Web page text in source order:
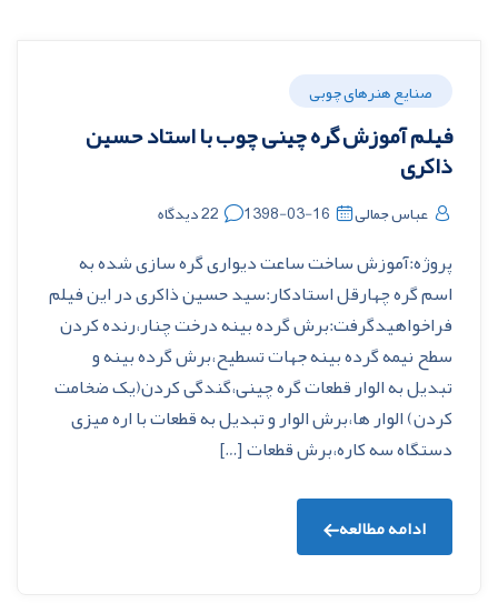
صنایع هنرهای چوبی
فیلم آموزش گره چینی چوب با استاد حسین
ذاکری
عباس جمالی 1398-03-16 22 دیدگاه
پروژه:آموزش ساخت ساعت دیواری گره سازی شده به
اسم گره چهارقل استادکار:سید حسین ذاکری در این فیلم
فراخواهیدگرفت:برش گرده بینه درخت چنار،رنده کردن
سطح نیمه گرده بینه جهات تسطیح،برش گرده بینه و
تبدیل به الوار قطعات گره چینی،گندگی کردن(یک ضخامت
کردن) الوار ها،برش الوار و تبدیل به قطعات با اره میزی
دستگاه سه کاره،برش قطعات […]
ادامه مطالعه